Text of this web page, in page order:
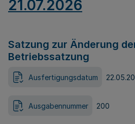
21.07.2026
Satzung zur Änderung
Betriebssatzung
Ausfertigungsdatum
Ausgabennummer 200